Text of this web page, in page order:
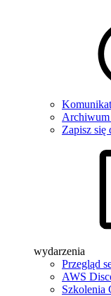
Archiwum
Zapisz się
wydarzenia
Przegląd
AWS
Szkolenia